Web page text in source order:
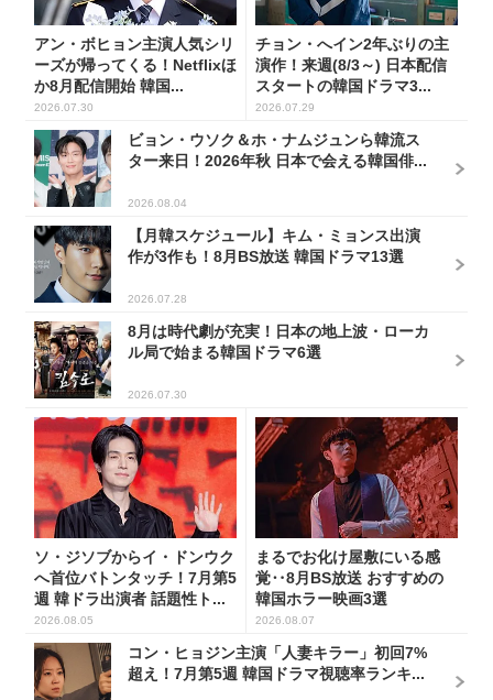
アン・ボヒョン主演人気シリ
ーズが帰ってくる！Netflixほ
か8月配信開始 韓国...
2026.07.30
チョン・へイン2年ぶりの主
演作！来週(8/3～) 日本配信
スタートの韓国ドラマ3...
2026.07.29
ビョン・ウソク＆ホ・ナムジュンら韓流ス
ター来日！2026年秋 日本で会える韓国俳...
2026.08.04
【月韓スケジュール】キム・ミョンス出演
作が3作も！8月BS放送 韓国ドラマ13選
2026.07.28
8月は時代劇が充実！日本の地上波・ローカ
ル局で始まる韓国ドラマ6選
2026.07.30
ソ・ジソブからイ・ドンウク
へ首位バトンタッチ！7月第5
週 韓ドラ出演者 話題性ト...
2026.08.05
まるでお化け屋敷にいる感
覚‥8月BS放送 おすすめの
韓国ホラー映画3選
2026.08.07
コン・ヒョジン主演「人妻キラー」初回7%
超え！7月第5週 韓国ドラマ視聴率ランキ...